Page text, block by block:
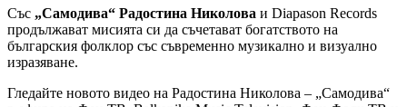
Със „Самодива“ Радостина Николова и Diapason Records
продължават мисията си да съчетават богатството на
българския фолклор със съвременно музикално и визуално
изразяване.
Гледайте новото видео на Радостина Николова – „Самодива“